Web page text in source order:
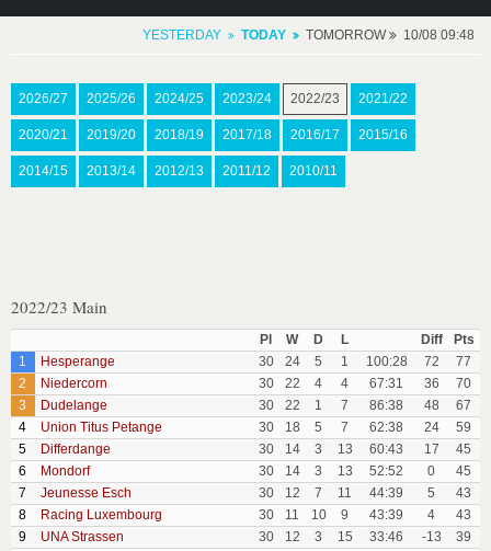
YESTERDAY TODAY TOMORROW 10/08 09:48
2026/27 2025/26 2024/25 2023/24 2022/23 2021/22
2020/21 2019/20 2018/19 2017/18 2016/17 2015/16
2014/15 2013/14 2012/13 2011/12 2010/11
2022/23 Main
Pl W D L Diff
Pts
1
Hesperange 30 24 5 1 100:28 72
77
2
Niedercorn 30 22 4 4 67:31 36
70
3
Dudelange 30 22 1 7 86:38 48
67
4
Union Titus Petange 30 18 5 7 62:38 24
59
5
Differdange 30 14 3 13 60:43 17
45
6
Mondorf 30 14 3 13 52:52 0
45
7
Jeunesse Esch 30 12 7 11 44:39 5
43
8
Racing Luxembourg 30 11 10 9 43:39 4
43
9
UNA Strassen 30 12 3 15 33:46 -13
39